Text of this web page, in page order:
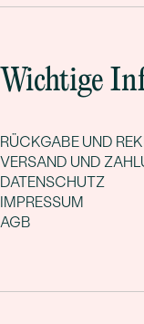
Wichtige
RÜCKGABE UND
VERSAND UND
DATENSCHUTZ
IMPRESSUM
AGB